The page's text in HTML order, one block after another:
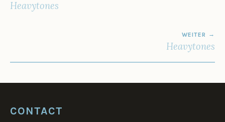
2Heavytones
WEITER
Heavytones
CONTACT